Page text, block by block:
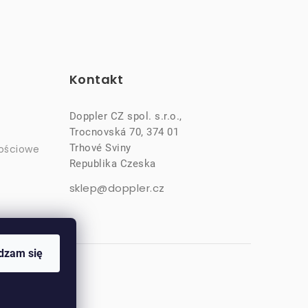
się
Kontakt
Doppler CZ spol. s.r.o.,
Trocnovská 70, 374 01
Trhové Sviny
Republika Czeska
sklep@doppler.cz